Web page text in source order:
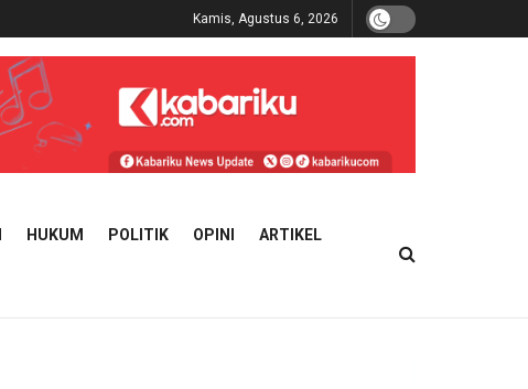
Kamis, Agustus 6, 2026
HUKUM POLITIK OPINI ARTIKEL